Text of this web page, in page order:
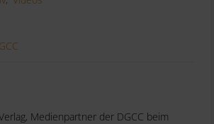
Medienpartner der DGCC beim